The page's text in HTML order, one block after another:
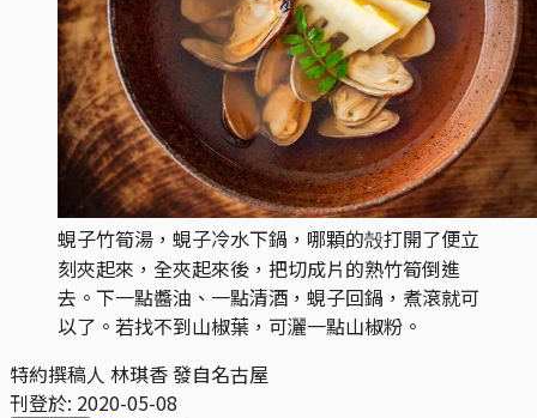
蜆子竹筍湯，蜆子冷水下鍋，哪顆的殻打開了便立
刻夾起來，全夾起來後，把切成片的熟竹筍倒進
去。下一點醬油、一點清酒，蜆子回鍋，煮滾就可
以了。若找不到山椒葉，可灑一點山椒粉。
特約撰稿人 林琪香 發自名古屋
刊登於: 2020-05-08